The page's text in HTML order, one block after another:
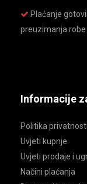
Plaćanje
preuzimanja robe
Informacije
Politika privatnosti
Uvjeti kupnje
Uvjeti prodaje i
Načini plaćanja